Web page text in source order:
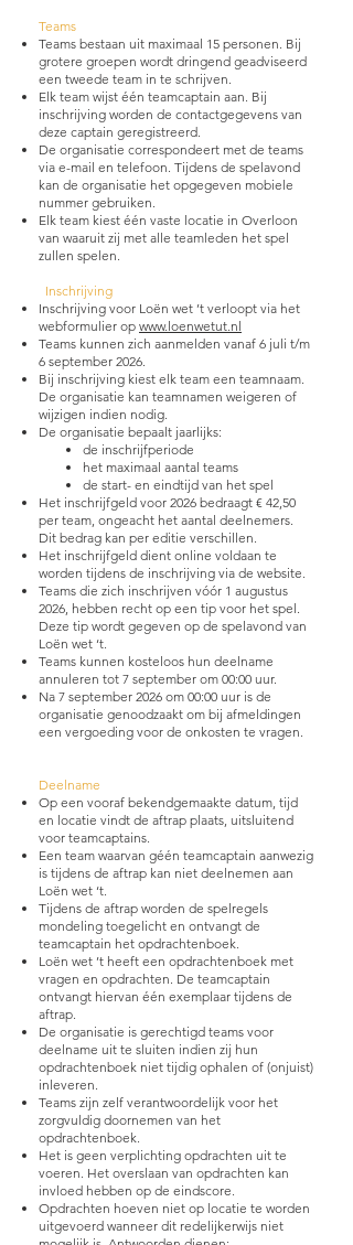
Teams
Teams bestaan uit maximaal 15 personen. Bij
grotere groepen wordt dringend geadviseerd
een tweede team in te schrijven.
Elk team wijst één teamcaptain aan. Bij
inschrijving worden de contactgegevens van
deze captain geregistreerd.
De organisatie correspondeert met de teams
via e-mail en telefoon. Tijdens de spelavond
kan de organisatie het opgegeven mobiele
nummer gebruiken.
Elk team kiest één vaste locatie in Overloon
van waaruit zij met alle teamleden het spel
zullen spelen.
Inschrijving
Inschrijving voor Loën wet ’t verloopt via het
webformulier op www.loenwetut.nl
Teams kunnen zich aanmelden vanaf 6 juli t/m
6 september 2026.
Bij inschrijving kiest elk team een teamnaam.
De organisatie kan teamnamen weigeren of
wijzigen indien nodig.
De organisatie bepaalt jaarlijks:
de inschrijfperiode
het maximaal aantal teams
de start- en eindtijd van het spel
Het inschrijfgeld voor 2026 bedraagt € 42,50
per team, ongeacht het aantal deelnemers.
Dit bedrag kan per editie verschillen.
Het inschrijfgeld dient online voldaan te
worden tijdens de inschrijving via de website.
Teams die zich inschrijven vóór 1 augustus
2026, hebben recht op een tip voor het spel.
Deze tip wordt gegeven op de spelavond van
Loën wet ‘t.
Teams kunnen kosteloos hun deelname
annuleren tot 7 september om 00:00 uur.
Na 7 september 2026 om 00:00 uur is de
organisatie genoodzaakt om bij afmeldingen
een vergoeding voor de onkosten te vragen.
Deelname
Op een vooraf bekendgemaakte datum, tijd
en locatie vindt de aftrap plaats, uitsluitend
voor teamcaptains.
Een team waarvan géén teamcaptain aanwezig
is tijdens de aftrap kan niet deelnemen aan
Loën wet ‘t.
Tijdens de aftrap worden de spelregels
mondeling toegelicht en ontvangt de
teamcaptain het opdrachtenboek.
Loën wet ’t heeft een opdrachtenboek met
vragen en opdrachten. De teamcaptain
ontvangt hiervan één exemplaar tijdens de
aftrap.
De organisatie is gerechtigd teams voor
deelname uit te sluiten indien zij hun
opdrachtenboek niet tijdig ophalen of (onjuist)
inleveren.
Teams zijn zelf verantwoordelijk voor het
zorgvuldig doornemen van het
opdrachtenboek.
Het is geen verplichting opdrachten uit te
voeren. Het overslaan van opdrachten kan
invloed hebben op de eindscore.
Opdrachten hoeven niet op locatie te worden
uitgevoerd wanneer dit redelijkerwijs niet